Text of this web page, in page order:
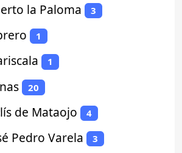
la Paloma 3
1
1
20
de Mataojo 4
Pedro Varela 3